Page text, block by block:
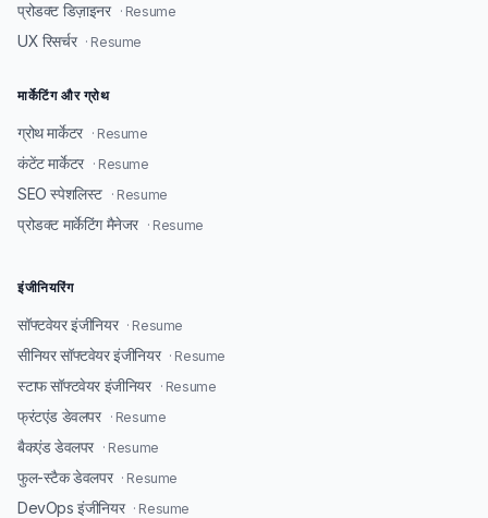
प्रोडक्ट डिज़ाइनर · Resume
UX रिसर्चर · Resume
मार्केटिंग और ग्रोथ
ग्रोथ मार्केटर · Resume
कंटेंट मार्केटर · Resume
SEO स्पेशलिस्ट · Resume
प्रोडक्ट मार्केटिंग मैनेजर · Resume
इंजीनियरिंग
सॉफ्टवेयर इंजीनियर · Resume
सीनियर सॉफ्टवेयर इंजीनियर · Resume
स्टाफ सॉफ्टवेयर इंजीनियर · Resume
फ्रंटएंड डेवलपर · Resume
बैकएंड डेवलपर · Resume
फुल-स्टैक डेवलपर · Resume
DevOps इंजीनियर · Resume